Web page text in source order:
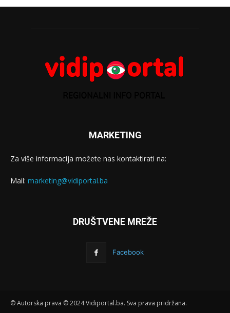
MARKETING
Za više informacija možete nas kontaktirati na:
Mail: marketing@vidiportal.ba
DRUŠTVENE MREŽE
Facebook
© Autorska prava © 2024 Vidiportal.ba. Sva prava pridržana.